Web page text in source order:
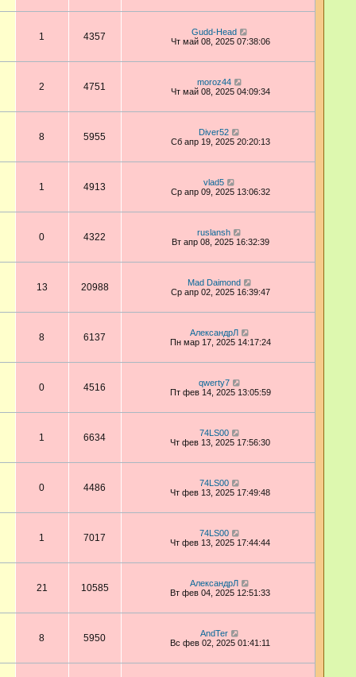
1 4357
Gudd-Head
Чт май 08, 2025 07:38:06
2 4751
moroz44
Чт май 08, 2025 04:09:34
8 5955
Diver52
Сб апр 19, 2025 20:20:13
1 4913
vlad5
Ср апр 09, 2025 13:06:32
0 4322
ruslansh
Вт апр 08, 2025 16:32:39
13 20988
Mad Daimond
Ср апр 02, 2025 16:39:47
8 6137
АлександрЛ
Пн мар 17, 2025 14:17:24
0 4516
qwerty7
Пт фев 14, 2025 13:05:59
1 6634
74LS00
Чт фев 13, 2025 17:56:30
0 4486
74LS00
Чт фев 13, 2025 17:49:48
1 7017
74LS00
Чт фев 13, 2025 17:44:44
21 10585
АлександрЛ
Вт фев 04, 2025 12:51:33
8 5950
AndTer
Вс фев 02, 2025 01:41:11